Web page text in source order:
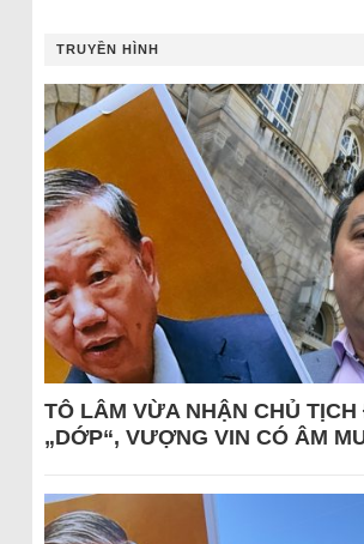
TRUYỀN HÌNH
TÔ LÂM VỪA NHẬN CHỦ
„DỚP“, VƯỢNG VIN CÓ ÂM